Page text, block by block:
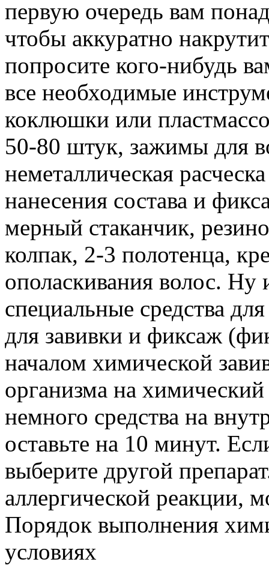
первую очередь вам
чтобы аккуратно
попросите кого-нибудь
все необходимые
коклюшки или
50-80 штук, зажимы для
неметаллическая
нанесения состава и
мерный стаканчик,
колпак, 2-3 полотенца,
ополаскивания волос. Ну
специальные средства
для завивки и фиксаж
началом химической
организма на
немного средства на
оставьте на 10 минут.
выберите другой
аллергической реакции,
Порядок выполнения
условиях